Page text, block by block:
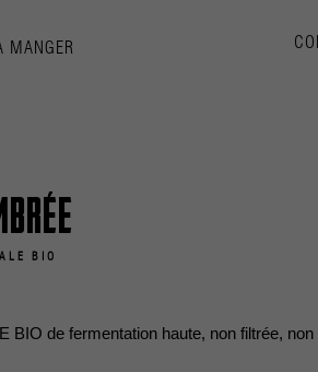
MANGER
BIO
BIO de fermentation haute, non filtrée,